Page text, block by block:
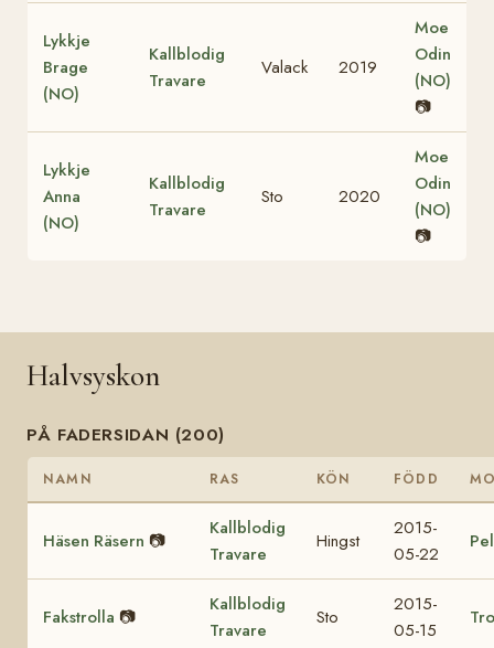
Lykkje
Brage
(NO)
Kallblodig
Travare
Valack 2019
Moe
Odin
(NO)
📷
Lykkje
Anna
(NO)
Kallblodig
Travare
Sto 2020
Moe
Odin
(NO)
📷
Halvsyskon
PÅ FADERSIDAN (200)
NAMN RAS KÖN FÖDD
Häsen Räsern 📷
Kallblodig
Travare
Hingst
2015-
05-22
Fakstrolla 📷
Kallblodig
Travare
Sto
2015-
05-15